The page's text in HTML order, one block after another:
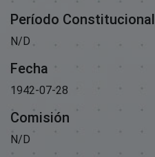
Período Constitucional
N/D
Fecha
1942-07-28
Comisión
N/D